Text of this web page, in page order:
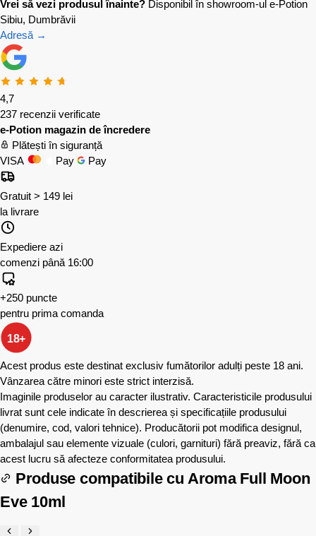
Vrei să vezi produsul înainte? Disponibil în showroom-ul e-Potion
Sibiu, Dumbrăvii
Adresă →
4,7
237 recenzii verificate
e-Potion magazin de încredere
Plătești în siguranță
VISA
Pay Pay
Gratuit > 149 lei
la livrare
Expediere azi
comenzi până 16:00
+250 puncte
pentru prima comanda
18+
Acest produs este destinat exclusiv fumătorilor adulți peste 18 ani.
Vânzarea către minori este strict interzisă.
Imaginile produselor au caracter ilustrativ. Caracteristicile produsului
livrat sunt cele indicate în descrierea și specificațiile produsului
(denumire, cod, valori tehnice). Producătorii pot modifica designul,
ambalajul sau elemente vizuale (culori, garnituri) fără preaviz, fără ca
acest lucru să afecteze conformitatea produsului.
Produse compatibile cu Aroma Full Moon
Eve 10ml